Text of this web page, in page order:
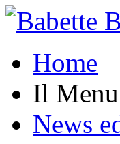
Home
Il
News